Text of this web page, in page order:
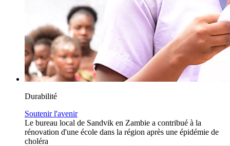
Durabilité
Soutenir l'avenir
Le bureau local de Sandvik en Zambie a contribué à la
rénovation d'une école dans la région après une épidémie de
choléra